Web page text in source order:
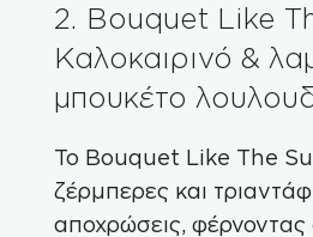
2. Bouquet Like
Καλοκαιρινό &
μπουκέτο
Το Bouquet Like The
ζέρμπερες και
αποχρώσεις,